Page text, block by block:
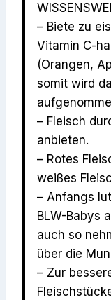
– Biete zu
Vitamin C-
(Orangen,
somit wird
– Fleisch
anbieten.
– Rotes
weißes
– Anfangs
BLW-Babys
auch so
über die
– Zur